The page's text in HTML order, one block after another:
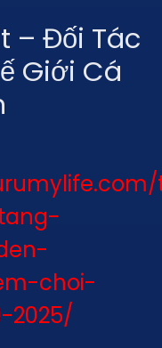
– Đối Tác
Giới Cá
choi-
2025/